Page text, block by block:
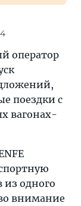
оператор
поездки с
вагонах-
одного
внимание